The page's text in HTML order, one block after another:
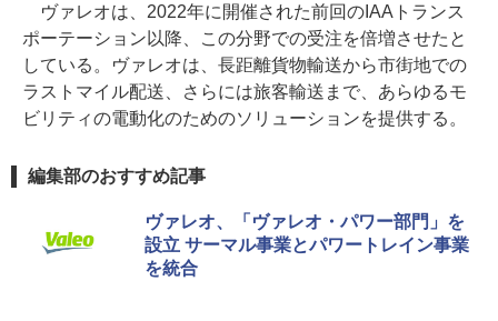
ヴァレオは、2022年に開催された前回のIAAトランス
ポーテーション以降、この分野での受注を倍増させたと
している。ヴァレオは、長距離貨物輸送から市街地での
ラストマイル配送、さらには旅客輸送まで、あらゆるモ
ビリティの電動化のためのソリューションを提供する。
編集部のおすすめ記事
ヴァレオ、「ヴァレオ・パワー部門」を
設立 サーマル事業とパワートレイン事業
を統合